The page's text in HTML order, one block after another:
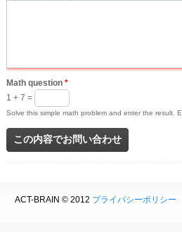
Math question *
1 + 7 =
Solve this simple math problem and enter the result.
ACT-BRAIN © 2012 プライバシーポリシー